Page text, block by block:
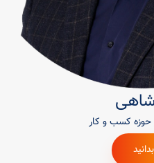
کسب و کار